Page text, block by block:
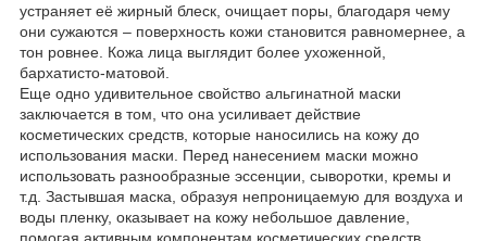
устраняет её жирный блеск, очищает поры, благодаря чему
они сужаются – поверхность кожи становится равномернее, а
тон ровнее. Кожа лица выглядит более ухоженной,
бархатисто-матовой.
Еще одно удивительное свойство альгинатной маски
заключается в том, что она усиливает действие
косметических средств, которые наносились на кожу до
использования маски. Перед нанесением маски можно
использовать разнообразные эссенции, сыворотки, кремы и
т.д. Застывшая маска, образуя непроницаемую для воздуха и
воды пленку, оказывает на кожу небольшое давление,
помогая активным компонентам косметических средств